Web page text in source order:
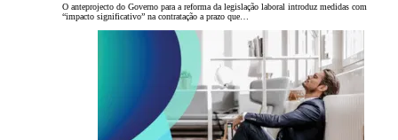
O anteprojecto do Governo para a reforma da legislação laboral introduz medidas com
“impacto significativo” na contratação a prazo que…